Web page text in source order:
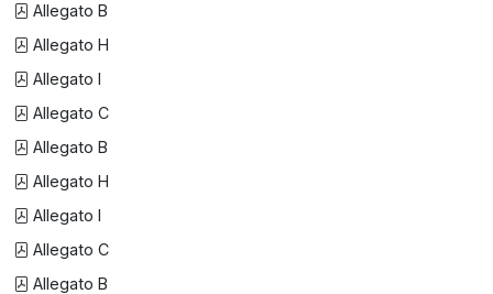
Allegato B
Allegato H
Allegato I
Allegato C
Allegato B
Allegato H
Allegato I
Allegato C
Allegato B